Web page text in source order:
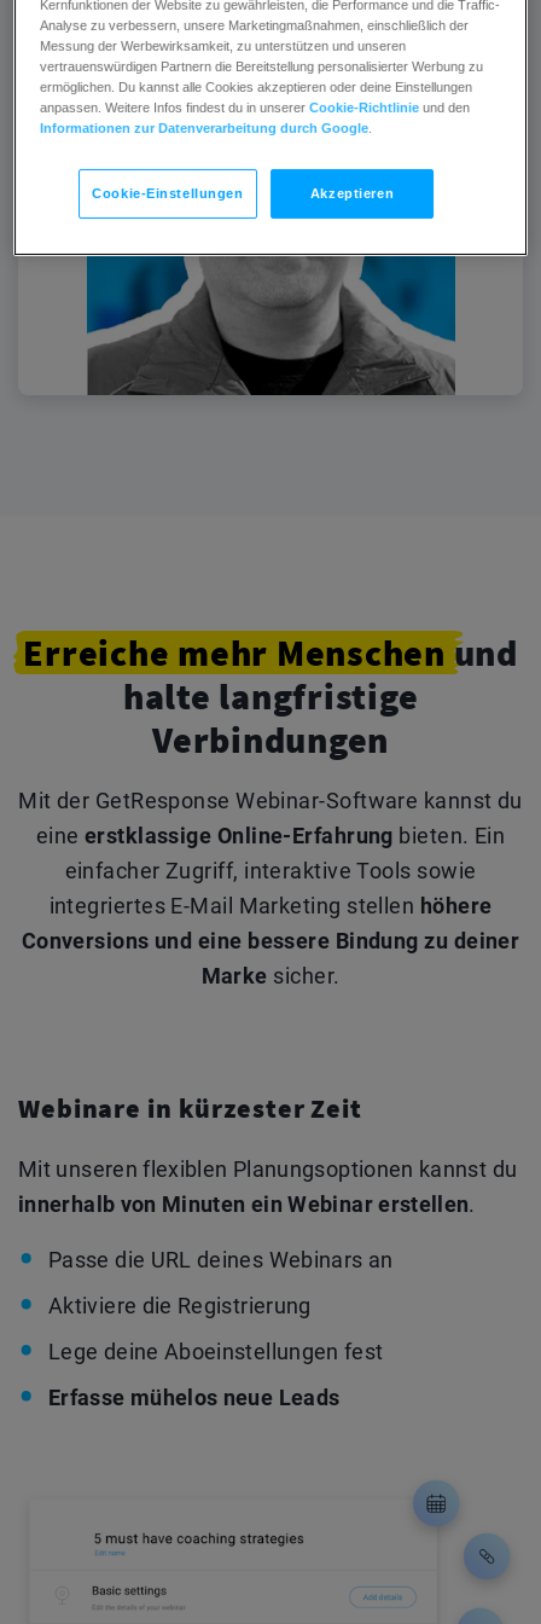
Erreiche mehr Menschen und
halte langfristige
Verbindungen
Mit der GetResponse Webinar-Software kannst du
eine erstklassige Online-Erfahrung bieten. Ein
einfacher Zugriff, interaktive Tools sowie
integriertes E-Mail Marketing stellen höhere
Conversions und eine bessere Bindung zu deiner
Marke sicher.
Webinare in kürzester Zeit
Mit unseren flexiblen Planungsoptionen kannst du
innerhalb von Minuten ein Webinar erstellen.
Passe die URL deines Webinars an
Aktiviere die Registrierung
Lege deine Aboeinstellungen fest
Erfasse mühelos neue Leads
Kernfunktionen der Website zu gewährleisten, die Performance und die Traffic-
Analyse zu verbessern, unsere Marketingmaßnahmen, einschließlich der
Messung der Werbewirksamkeit, zu unterstützen und unseren
vertrauenswürdigen Partnern die Bereitstellung personalisierter Werbung zu
ermöglichen. Du kannst alle Cookies akzeptieren oder deine Einstellungen
anpassen. Weitere Infos findest du in unsererCookie-Richtlinie und den
Informationen zur Datenverarbeitung durch Google
Cookie-Einstellungen Akzeptieren